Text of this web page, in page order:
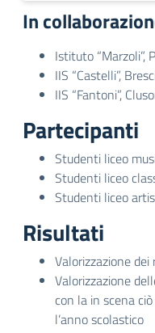
In
Istituto “Marzoli”,
IIS “Castelli”,
IIS “Fantoni”,
Partecipanti
Studenti liceo
Studenti liceo
Studenti liceo
Risultati
Valorizzazione
Valorizzazione
con la in scena
l’anno scolastico